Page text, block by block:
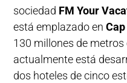
sociedad FM Your
está emplazado en
130 millones de
actualmente está
dos hoteles de cinco